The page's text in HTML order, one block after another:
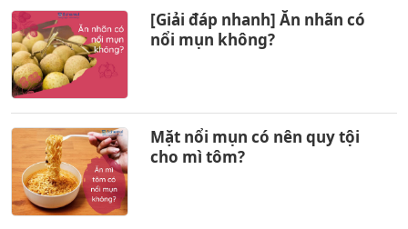
[Giải đáp nhanh] Ăn nhãn có
nổi mụn không?
Mặt nổi mụn có nên quy tội
cho mì tôm?